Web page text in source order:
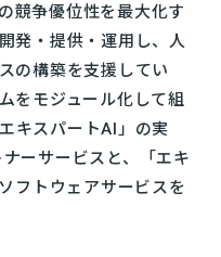
競争優位性を最大化す
発・提供・運用し、人
の構築を支援してい
をモジュール化して組
キスパートAI」の実
ーサービスと、「エキ
フトウェアサービスを